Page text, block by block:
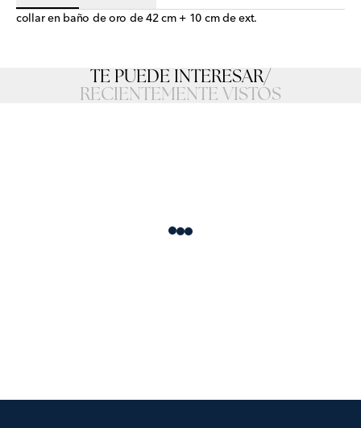
collar en baño de oro de 42 cm + 10 cm de ext.
TE PUEDE INTERESAR/
RECIENTEMENTE VISTOS
Loading